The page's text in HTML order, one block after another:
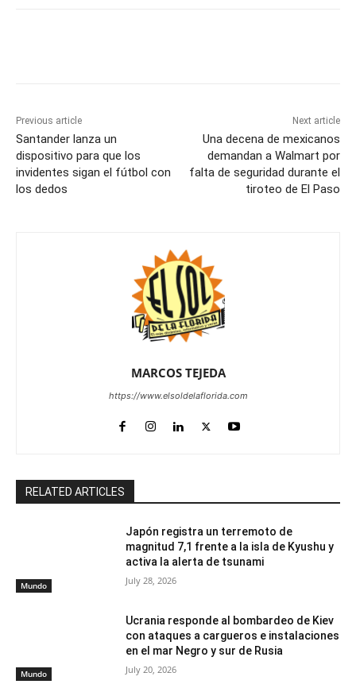
Previous article
Santander lanza un
dispositivo para que los
invidentes sigan el fútbol con
los dedos
Next article
Una decena de mexicanos
demandan a Walmart por
falta de seguridad durante el
tiroteo de El Paso
MARCOS TEJEDA
https://www.elsoldelaflorida.com
RELATED ARTICLES
Mundo
Japón registra un terremoto de
magnitud 7,1 frente a la isla de Kyushu y
activa la alerta de tsunami
July 28, 2026
Mundo
Ucrania responde al bombardeo de Kiev
con ataques a cargueros e instalaciones
en el mar Negro y sur de Rusia
July 20, 2026